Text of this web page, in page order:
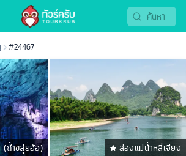
#24467
(ถ้ำขลุ่ยอ้อ) ล่องแม่น้ำหลี่เจียง